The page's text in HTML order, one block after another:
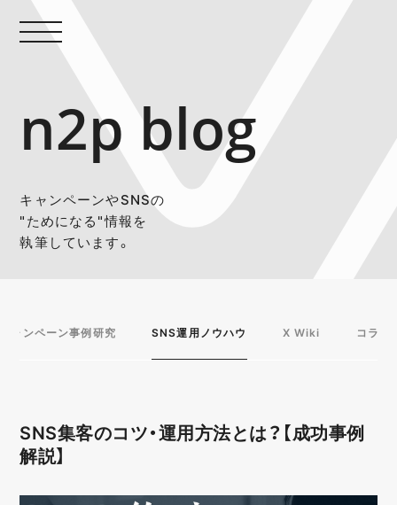
n2p blog
キャンペーンやSNSの
"ためになる"情報を
執筆しています。
キャンペーン事例研究 SNS運用ノウハウ X Wiki コラム
SNS集客のコツ・運用方法とは？【成功事例
解説】